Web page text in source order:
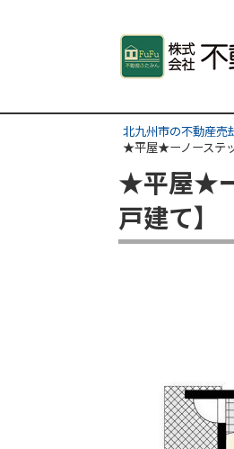
北九州市の不動産売
★平屋★ーノーステ
★平屋★
戸建て】